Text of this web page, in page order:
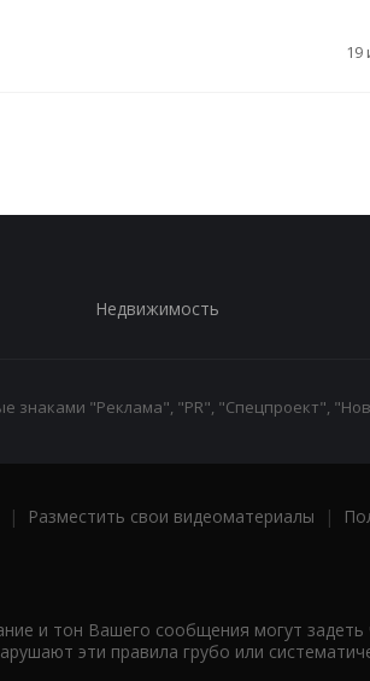
19
Недвижимость
знаками "Реклама", "PR", "Спецпроект",
| Разместить свои видеоматериалы |
и тон Вашего сообщения могут задеть
эти правила грубо или